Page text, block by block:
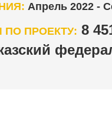
Апрель 2022 -
ПО ПРОЕКТУ: 8